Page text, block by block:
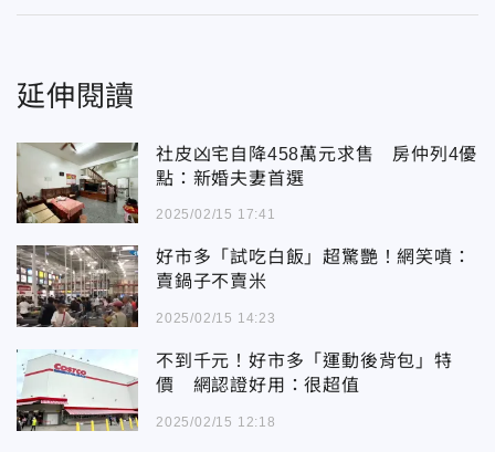
延伸閱讀
社皮凶宅自降458萬元求售 房仲列4優
點：新婚夫妻首選
2025/02/15 17:41
好市多「試吃白飯」超驚艷！網笑噴：
賣鍋子不賣米
2025/02/15 14:23
不到千元！好市多「運動後背包」特
價 網認證好用：很超值
2025/02/15 12:18